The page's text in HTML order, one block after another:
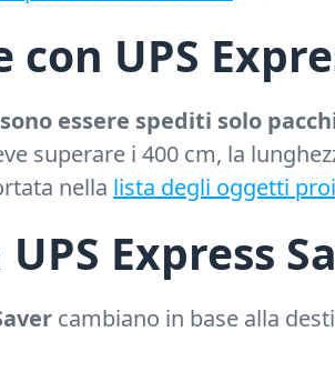
UPS
essere spediti solo
superare i 400 cm, la
nella lista degli oggetti
Express
cambiano in base alla